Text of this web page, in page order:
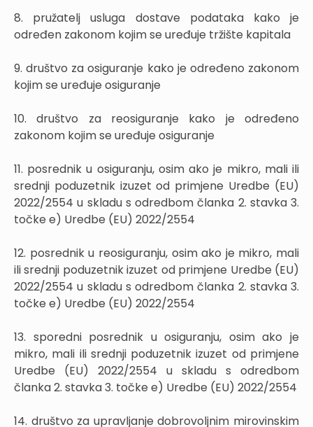
8. pružatelj usluga dostave podataka kako je
određen zakonom kojim se uređuje tržište kapitala
9. društvo za osiguranje kako je određeno zakonom
kojim se uređuje osiguranje
10. društvo za reosiguranje kako je određeno
zakonom kojim se uređuje osiguranje
11. posrednik u osiguranju, osim ako je mikro, mali ili
srednji poduzetnik izuzet od primjene Uredbe (EU)
2022/2554 u skladu s odredbom članka 2. stavka 3.
točke e) Uredbe (EU) 2022/2554
12. posrednik u reosiguranju, osim ako je mikro, mali
ili srednji poduzetnik izuzet od primjene Uredbe (EU)
2022/2554 u skladu s odredbom članka 2. stavka 3.
točke e) Uredbe (EU) 2022/2554
13. sporedni posrednik u osiguranju, osim ako je
mikro, mali ili srednji poduzetnik izuzet od primjene
Uredbe (EU) 2022/2554 u skladu s odredbom
članka 2. stavka 3. točke e) Uredbe (EU) 2022/2554
14. društvo za upravljanje dobrovoljnim mirovinskim